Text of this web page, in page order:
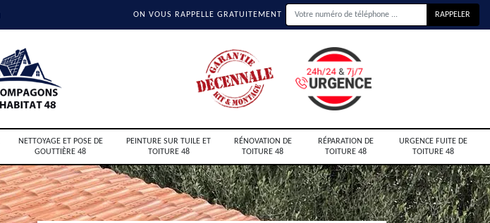
ON VOUS RAPPELLE GRATUITEMENT
NETTOYAGE ET POSE DE
GOUTTIÈRE 48
PEINTURE SUR TUILE ET
TOITURE 48
RÉNOVATION DE
TOITURE 48
RÉPARATION DE
TOITURE 48
URGENCE FUITE DE
TOITURE 48